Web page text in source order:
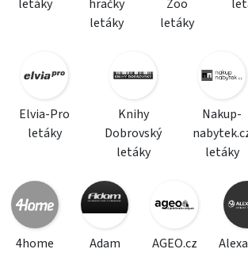
letáky
hračky
letáky
Zoo
letáky
Elvia-Pro
letáky
Knihy
Dobrovský
letáky
Nakup-
letáky
4home
Adam
AGEO.cz